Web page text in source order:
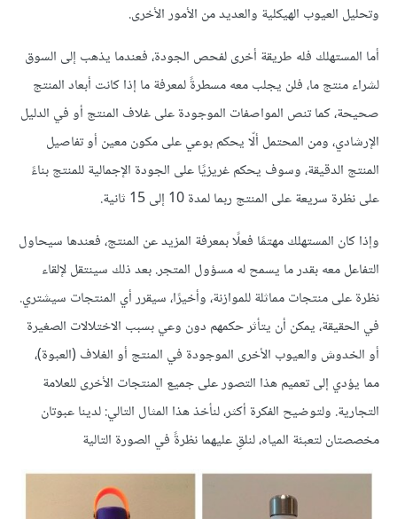
وتحليل العيوب الهيكلية والعديد من الأمور الأخرى.
أما المستهلك فله طريقة أخرى لفحص الجودة، فعندما يذهب إلى السوق
لشراء منتج ما، فلن يجلب معه مسطرةً لمعرفة ما إذا كانت أبعاد المنتج
صحيحة، كما تنص المواصفات الموجودة على غلاف المنتج أو في الدليل
الإرشادي، ومن المحتمل ألّا يحكم بوعي على مكون معين أو تفاصيل
المنتج الدقيقة، وسوف يحكم غريزيًا على الجودة الإجمالية للمنتج بناءً
على نظرة سريعة على المنتج ربما لمدة 10 إلى 15 ثانية.
وإذا كان المستهلك مهتمًا فعلًا بمعرفة المزيد عن المنتج، فعندها سيحاول
التفاعل معه بقدر ما يسمح له مسؤول المتجر. بعد ذلك سينتقل لإلقاء
نظرة على منتجات مماثلة للموازنة، وأخيرًا، سيقرر أي المنتجات سيشتري.
في الحقيقة، يمكن أن يتأثر حكمهم دون وعي بسبب الاختلالات الصغيرة
أو الخدوش والعيوب الأخرى الموجودة في المنتج أو الغلاف (العبوة)،
مما يؤدي إلى تعميم هذا التصور على جميع المنتجات الأخرى للعلامة
التجارية. ولتوضيح الفكرة أكثر، لنأخذ هذا المثال التالي: لدينا عبوتان
مخصصتان لتعبئة المياه، لنلقِ عليهما نظرةً في الصورة التالية